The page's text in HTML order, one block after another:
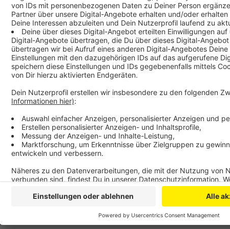
Die Polizei berichtet, dass der Fahrer,
Airbags haben demnach bei dem Unfall
nach Bonn gebracht.
Er war offenbar von Erp in Richtung
ist, wird jetzt von der Polizei
Unfallaufnahme gesperrt.
Anzeige